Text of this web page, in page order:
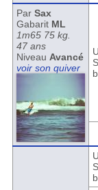
Par Sax
Gabarit ML
1m65 75 kg.
47 ans
Niveau Avancé
voir son quiver